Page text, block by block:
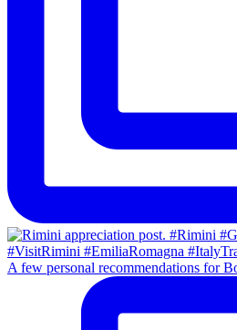
A few personal recommendations for